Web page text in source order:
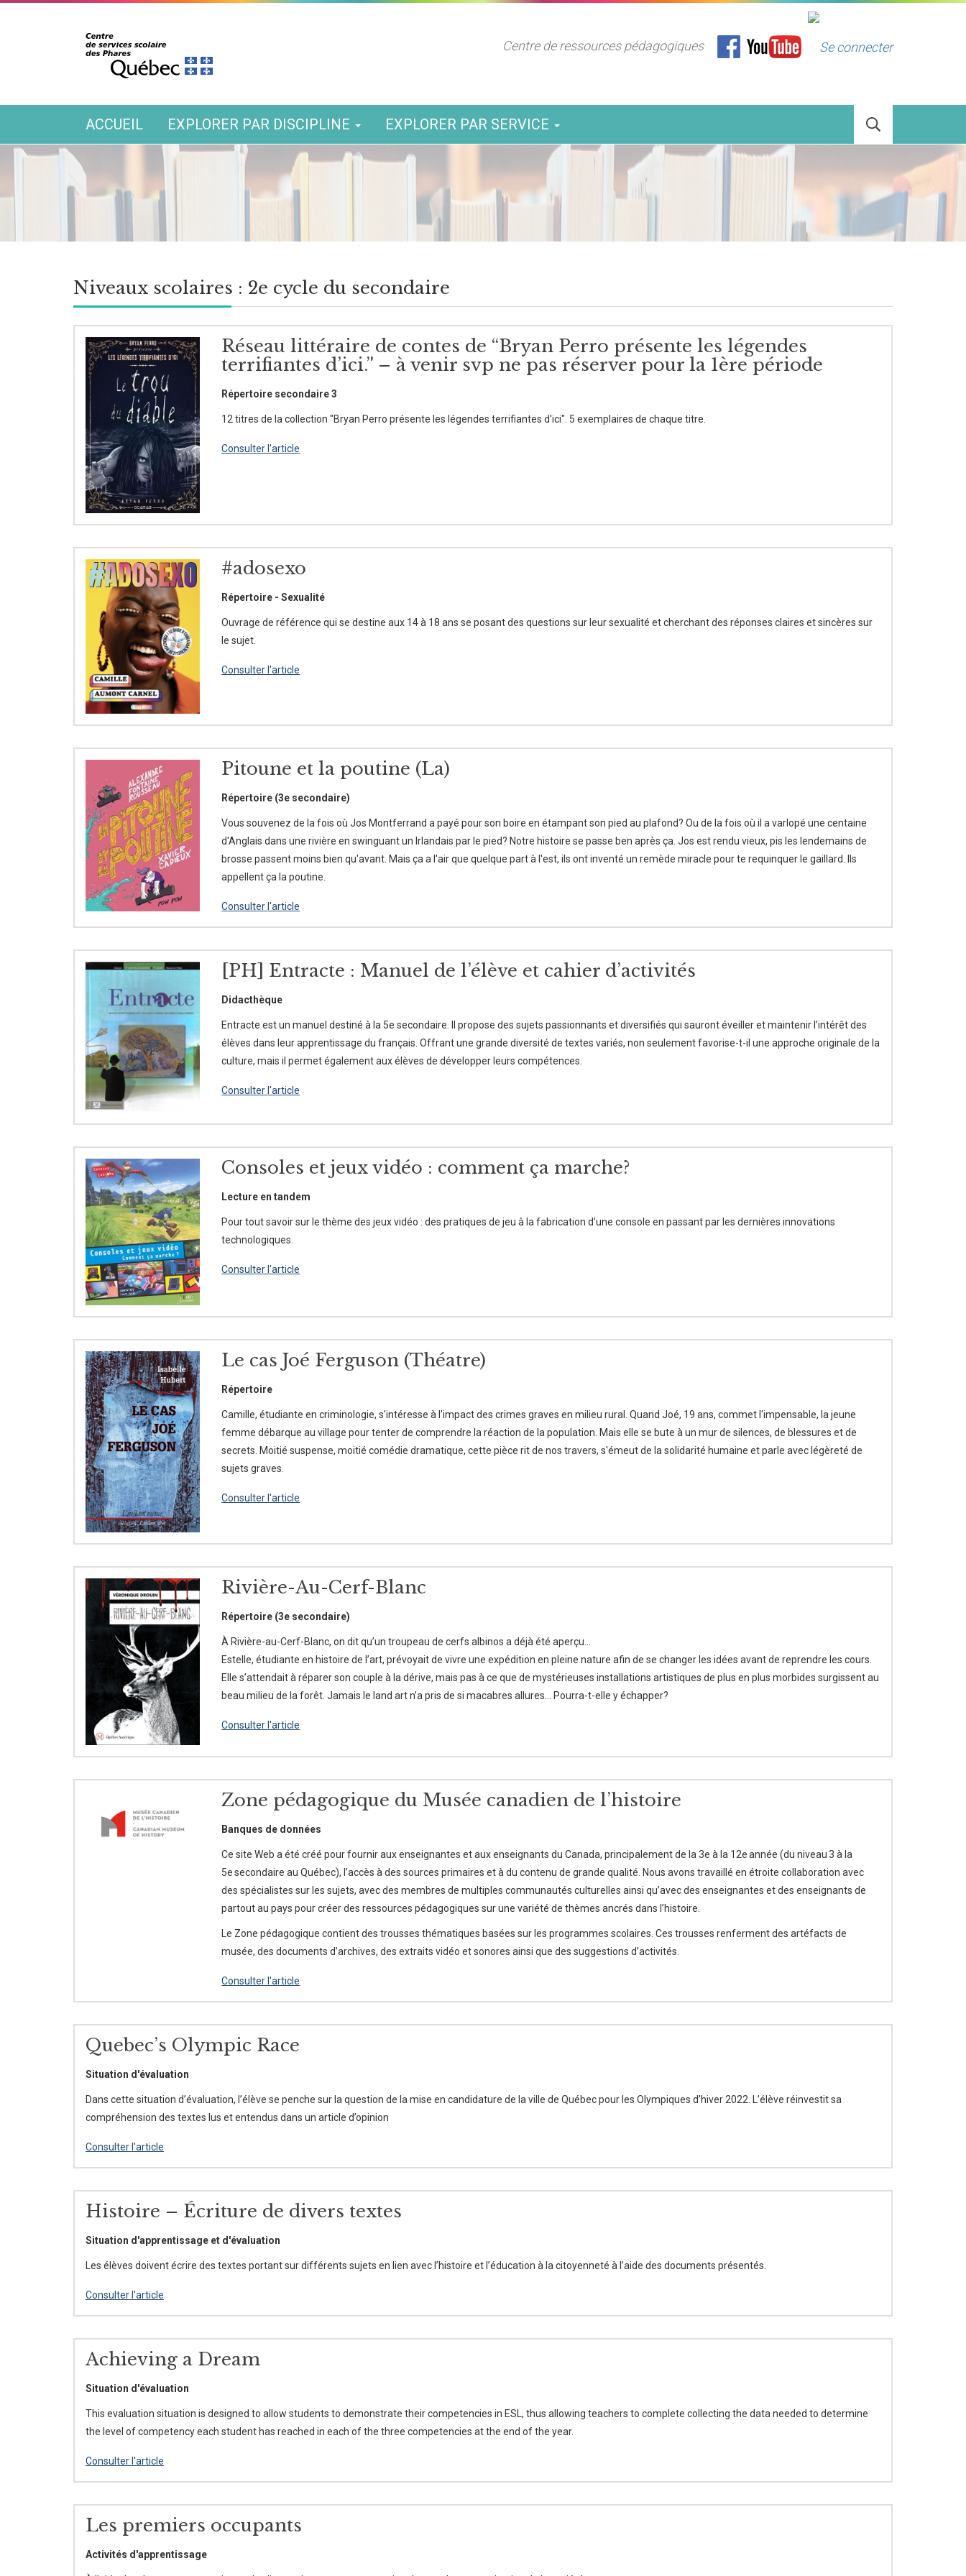
Centre de ressources pédagogiques
ACCUEIL EXPLORER PAR DISCIPLINE EXPLORER PAR SERVICE
Niveaux scolaires : 2e cycle du secondaire
Réseau littéraire de contes de “Bryan Perro présente les légendes
terrifiantes d’ici.” – à venir svp ne pas réserver pour la 1ère période
Répertoire secondaire 3
12 titres de la collection "Bryan Perro présente les légendes terrifiantes d'ici". 5 exemplaires de chaque titre.
Consulter l'article
#adosexo
Répertoire - Sexualité
Ouvrage de référence qui se destine aux 14 à 18 ans se posant des questions sur leur sexualité et cherchant des réponses claires et sincères sur
le sujet.
Consulter l'article
Pitoune et la poutine (La)
Répertoire (3e secondaire)
Vous souvenez de la fois où Jos Montferrand a payé pour son boire en étampant son pied au plafond? Ou de la fois où il a varlopé une centaine
d'Anglais dans une rivière en swinguant un Irlandais par le pied? Notre histoire se passe ben après ça. Jos est rendu vieux, pis les lendemains de
brosse passent moins bien qu'avant. Mais ça a l'air que quelque part à l'est, ils ont inventé un remède miracle pour te requinquer le gaillard. Ils
appellent ça la poutine.
Consulter l'article
[PH] Entracte : Manuel de l’élève et cahier d’activités
Didacthèque
Entracte est un manuel destiné à la 5e secondaire. Il propose des sujets passionnants et diversifiés qui sauront éveiller et maintenir l’intérêt des
élèves dans leur apprentissage du français. Offrant une grande diversité de textes variés, non seulement favorise-t-il une approche originale de la
culture, mais il permet également aux élèves de développer leurs compétences.
Consulter l'article
Consoles et jeux vidéo : comment ça marche?
Lecture en tandem
Pour tout savoir sur le thème des jeux vidéo : des pratiques de jeu à la fabrication d'une console en passant par les dernières innovations
technologiques.
Consulter l'article
Le cas Joé Ferguson (Théatre)
Répertoire
Camille, étudiante en criminologie, s'intéresse à l'impact des crimes graves en milieu rural. Quand Joé, 19 ans, commet l'impensable, la jeune
femme débarque au village pour tenter de comprendre la réaction de la population. Mais elle se bute à un mur de silences, de blessures et de
secrets. Moitié suspense, moitié comédie dramatique, cette pièce rit de nos travers, s'émeut de la solidarité humaine et parle avec légèreté de
sujets graves.
Consulter l'article
Rivière-Au-Cerf-Blanc
Répertoire (3e secondaire)
À Rivière-au-Cerf-Blanc, on dit qu’un troupeau de cerfs albinos a déjà été aperçu…
Estelle, étudiante en histoire de l’art, prévoyait de vivre une expédition en pleine nature afin de se changer les idées avant de reprendre les cours.
Elle s’attendait à réparer son couple à la dérive, mais pas à ce que de mystérieuses installations artistiques de plus en plus morbides surgissent au
beau milieu de la forêt. Jamais le land art n’a pris de si macabres allures… Pourra-t-elle y échapper?
Consulter l'article
Zone pédagogique du Musée canadien de l’histoire
Banques de données
Ce site Web a été créé pour fournir aux enseignantes et aux enseignants du Canada, principalement de la 3e à la 12e année (du niveau 3 à la
5e secondaire au Québec), l’accès à des sources primaires et à du contenu de grande qualité. Nous avons travaillé en étroite collaboration avec
des spécialistes sur les sujets, avec des membres de multiples communautés culturelles ainsi qu’avec des enseignantes et des enseignants de
partout au pays pour créer des ressources pédagogiques sur une variété de thèmes ancrés dans l’histoire.
Le Zone pédagogique contient des trousses thématiques basées sur les programmes scolaires. Ces trousses renferment des artéfacts de
musée, des documents d’archives, des extraits vidéo et sonores ainsi que des suggestions d’activités.
Consulter l'article
Quebec’s Olympic Race
Situation d'évaluation
Dans cette situation d’évaluation, l’élève se penche sur la question de la mise en candidature de la ville de Québec pour les Olympiques d’hiver 2022. L’élève réinvestit sa
compréhension des textes lus et entendus dans un article d’opinion
Consulter l'article
Histoire – Écriture de divers textes
Situation d'apprentissage et d'évaluation
Les élèves doivent écrire des textes portant sur différents sujets en lien avec l’histoire et l’éducation à la citoyenneté à l’aide des documents présentés.
Consulter l'article
Achieving a Dream
Situation d'évaluation
This evaluation situation is designed to allow students to demonstrate their competencies in ESL, thus allowing teachers to complete collecting the data needed to determine
the level of competency each student has reached in each of the three competencies at the end of the year.
Consulter l'article
Les premiers occupants
Activités d'apprentissage